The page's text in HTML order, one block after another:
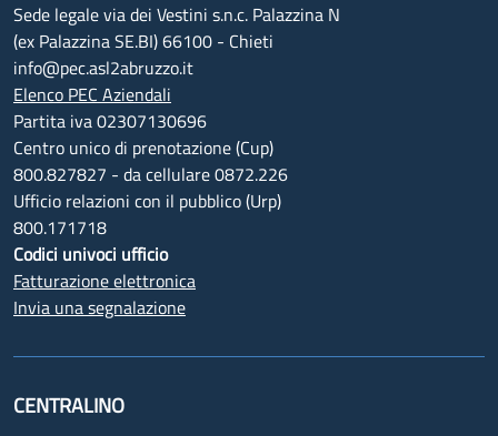
Sede legale via dei Vestini s.n.c. Palazzina N
(ex Palazzina SE.BI) 66100 - Chieti
info@pec.asl2abruzzo.it
Elenco PEC Aziendali
Partita iva 02307130696
Centro unico di prenotazione (Cup)
800.827827 - da cellulare 0872.226
Ufficio relazioni con il pubblico (Urp)
800.171718
Codici univoci ufficio
Fatturazione elettronica
Invia una segnalazione
CENTRALINO